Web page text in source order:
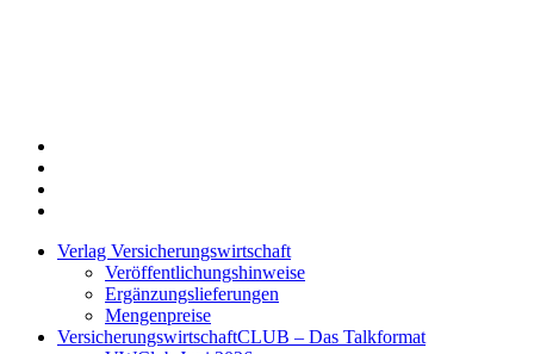
Verlag Versicherungswirtschaft
Veröffentlichungshinweise
Ergänzungslieferungen
Mengenpreise
VersicherungswirtschaftCLUB – Das Talkformat